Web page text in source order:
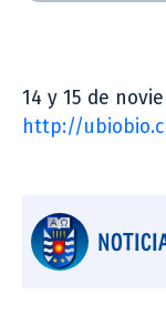
14 y 15 de
http://